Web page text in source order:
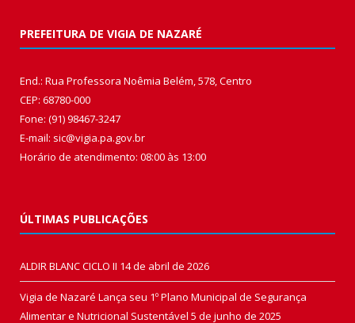
PREFEITURA DE VIGIA DE NAZARÉ
End.: Rua Professora Noêmia Belém, 578, Centro
CEP: 68780-000
Fone: (91) 98467-3247
E-mail: sic@vigia.pa.gov.br
Horário de atendimento: 08:00 às 13:00
ÚLTIMAS PUBLICAÇÕES
ALDIR BLANC CICLO II 14 de abril de 2026
Vigia de Nazaré Lança seu 1º Plano Municipal de Segurança
Alimentar e Nutricional Sustentável 5 de junho de 2025